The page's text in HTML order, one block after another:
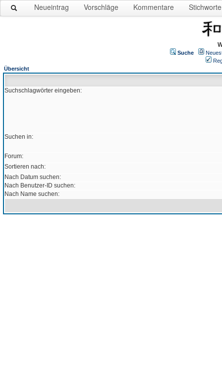
Neueintrag Vorschläge Kommentare Stichworte
Suche
Übersicht
Suchschlagwörter eingeben:
Suchen in:
Forum:
Sortieren nach:
Nach Datum suchen:
Nach Benutzer-ID suchen:
Nach Name suchen: